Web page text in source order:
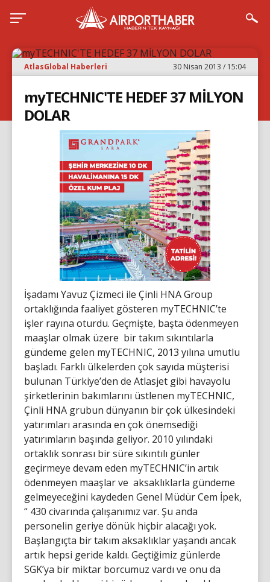
AtlasGlobal Haberleri 30 Nisan 2013 / 15:04
myTECHNIC'TE HEDEF 37 MİLYON
DOLAR
İşadamı Yavuz Çizmeci ile Çinli HNA Group
ortaklığında faaliyet gösteren myTECHNIC’te
işler rayına oturdu. Geçmişte, başta ödenmeyen
maaşlar olmak üzere bir takım sıkıntılarla
gündeme gelen myTECHNIC, 2013 yılına umutlu
başladı. Farklı ülkelerden çok sayıda müşterisi
bulunan Türkiye’den de Atlasjet gibi havayolu
şirketlerinin bakımlarını üstlenen myTECHNIC,
Çinli HNA grubun dünyanın bir çok ülkesindeki
yatırımları arasında en çok önemsediği
yatırımların başında geliyor. 2010 yılındaki
ortaklık sonrası bir süre sıkıntılı günler
geçirmeye devam eden myTECHNIC’in artık
ödenmeyen maaşlar ve aksaklıklarla gündeme
gelmeyeceğini kaydeden Genel Müdür Cem İpek,
“ 430 civarında çalışanımız var. Şu anda
personelin geriye dönük hiçbir alacağı yok.
Başlangıçta bir takım aksaklıklar yaşandı ancak
artık hepsi geride kaldı. Geçtiğimiz günlerde
SGK’ya bir miktar borcumuz vardı ve onu da